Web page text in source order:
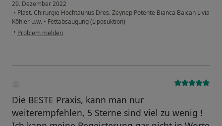
29. Dezember 2022
• Plast. Chirurgie Hochtaunus Dres. Zeynep Potente Bianca Baican Livia
Köhler u.w. • Fettabsaugung (Liposuktion)
• Problem melden
Die BESTE Praxis, kann man nur
weiterempfehlen, 5 Sterne sind viel zu wenig !